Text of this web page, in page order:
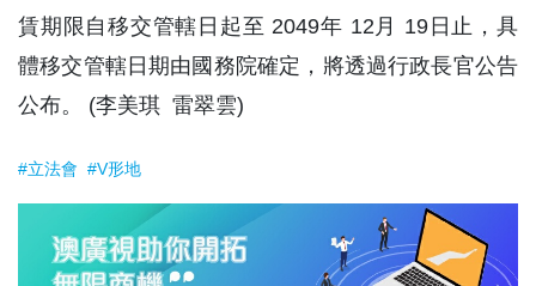
賃期限自移交管轄日起至 2049年 12月 19日止，具
體移交管轄日期由國務院確定，將透過行政長官公告
公布。 (李美琪 雷翠雲)
#立法會 #V形地